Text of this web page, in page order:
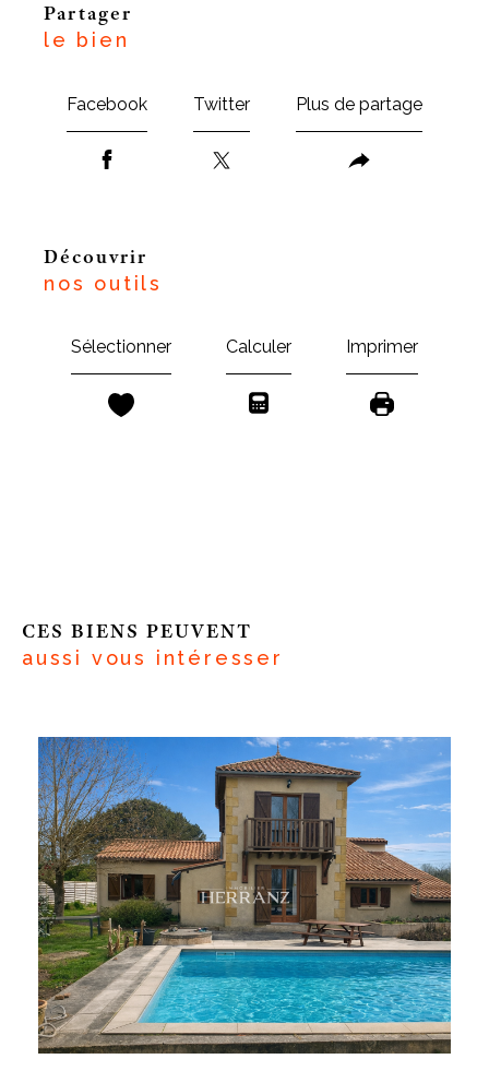
partager
le bien
Facebook Twitter Plus de partage
découvrir
nos outils
Sélectionner Calculer Imprimer
CES BIENS PEUVENT
aussi vous intéresser